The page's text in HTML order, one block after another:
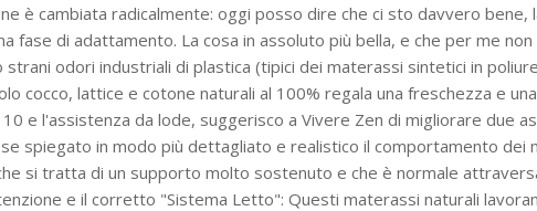
è cambiata radicalmente: oggi posso dire che ci sto davvero
fase di adattamento. La cosa in assoluto più bella, e che per me
odori industriali di plastica (tipici dei materassi sintetici in
cocco, lattice e cotone naturali al 100% regala una freschezza e
e l'assistenza da lode, suggerisco a Vivere Zen di migliorare due
spiegato in modo più dettagliato e realistico il comportamento dei
si tratta di un supporto molto sostenuto e che è normale
e il corretto "Sistema Letto": Questi materassi naturali